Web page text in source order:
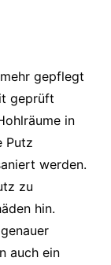
gepflegt
geprüft
in
Putz
werden.
zu
hin.
auch ein